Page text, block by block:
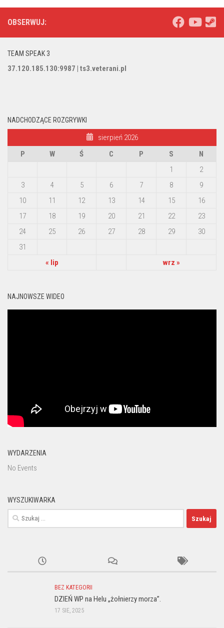
OBSERWUJ:
TEAM SPEAK 3
37.120.185.130:9987 | ts3.veterani.pl
NADCHODZĄCE ROZGRYWKI
sierpień 2026
P
W Ś C P S
N
1
2
3
4 5 6 7 8
9
10
11 12 13 14 15
16
17
18 19 20 21 22
23
24
25 26 27 28 29
30
31
« lip
wrz »
NAJNOWSZE WIDEO
WYDARZENIA
No Events
WYSZUKIWARKA
Szukaj:
BEZ KATEGORII
DZIEŃ WP na Helu „żołnierzy morza”.
17 SIE, 2025